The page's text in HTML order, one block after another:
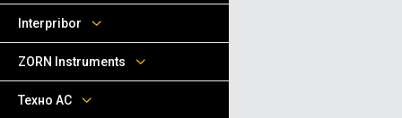
Interpribor
ZORN Instruments
Техно АС